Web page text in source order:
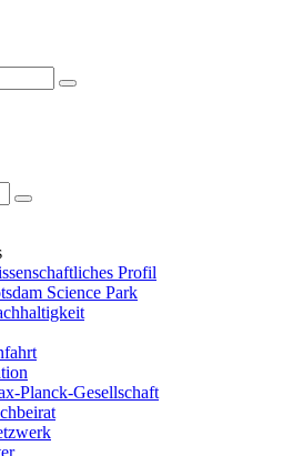
Profil
Science Park
Planck-Gesellschaft